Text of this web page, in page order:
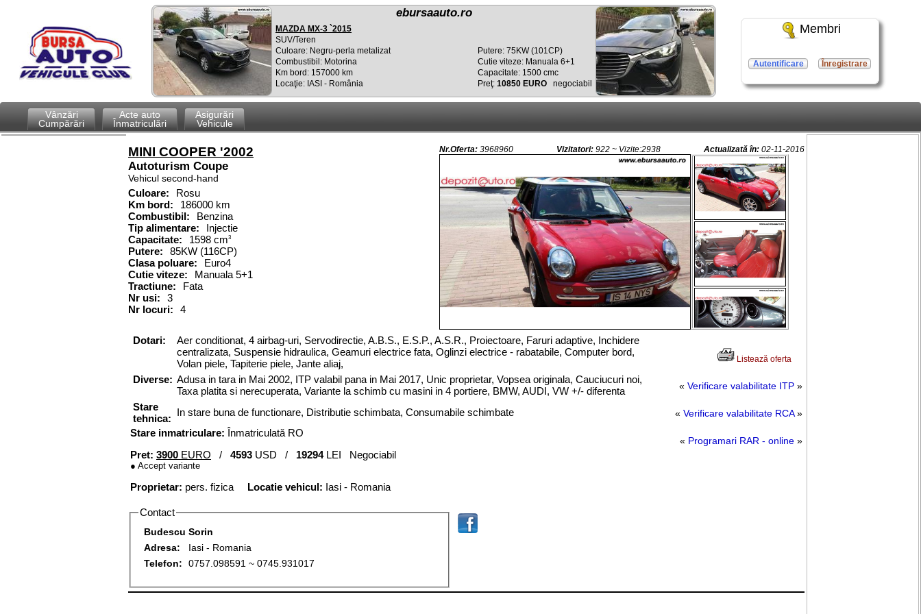
ebursaauto.ro
MAZDA MX-3 `2015
SUV/Teren
Culoare: Negru-perla metalizat
Combustibil: Motorina
Km bord: 157000 km
Locaţie: IASI - România
Putere: 75KW (101CP)
Cutie viteze: Manuala 6+1
Capacitate: 1500 cmc
Preţ: 10850 EURO negociabil
Membri
Autentificare Înregistrare
Vânzări
Cumpărări
Acte auto
Înmatriculări
Asigurări
Vehicule
MINI COOPER '2002
Autoturism Coupe
Vehicul second-hand
Culoare:
Rosu
Km bord:
186000 km
Combustibil:
Benzina
Tip alimentare:
Injectie
Capacitate: 1598 cm3
Putere:
85KW (116CP)
Clasa poluare:
Euro4
Cutie viteze:
Manuala 5+1
Tractiune:
Fata
Nr usi:
3
Nr locuri:
4
Nr.Oferta: 3968960 Vizitatori: 922 ~ Vizite:2938 Actualizată în: 02-11-2016
Dotari: Aer conditionat, 4 airbag-uri, Servodirectie, A.B.S., E.S.P., A.S.R., Proiectoare, Faruri adaptive, Inchidere
centralizata, Suspensie hidraulica, Geamuri electrice fata, Oglinzi electrice - rabatabile, Computer bord,
Volan piele, Tapiterie piele, Jante aliaj,
Diverse: Adusa in tara in Mai 2002, ITP valabil pana in Mai 2017, Unic proprietar, Vopsea originala, Cauciucuri noi,
Taxa platita si nerecuperata, Variante la schimb cu masini in 4 portiere, BMW, AUDI, VW +/- diferenta
Stare
tehnica:
In stare buna de functionare, Distributie schimbata, Consumabile schimbate
Stare inmatriculare: Înmatriculată RO
Pret: 3900 EURO / 4593 USD / 19294LEI Negociabil
● Accept variante
Proprietar: pers. fizica Locatie vehicul: Iasi - Romania
Listează oferta
« Verificare valabilitate ITP »
« Verificare valabilitate RCA»
« Programari RAR - online »
Contact
Budescu Sorin
Adresa:
Iasi - Romania
Telefon:
0757.098591 ~ 0745.931017